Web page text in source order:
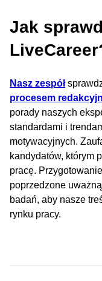
Jak
Nasz zespół
procesem
porady naszych
standardami i
motywacyjnych.
kandydatów, którym
pracę.
poprzedzone
badań, aby nasze
rynku pracy.